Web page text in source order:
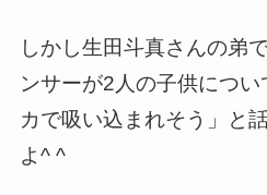
しかし生田斗真さんの弟
ンサーが2人の子供につ
カで吸い込まれそう」と
よ^ ^